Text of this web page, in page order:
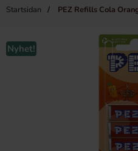
Startsidan PEZ Refills Cola
Du kanske
Nyhet!